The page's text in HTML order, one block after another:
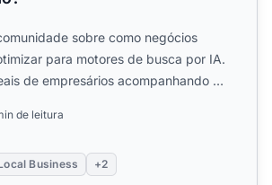
sobre como negócios
para motores de busca por IA.
de empresários acompanhando a
de leitura
Business +2